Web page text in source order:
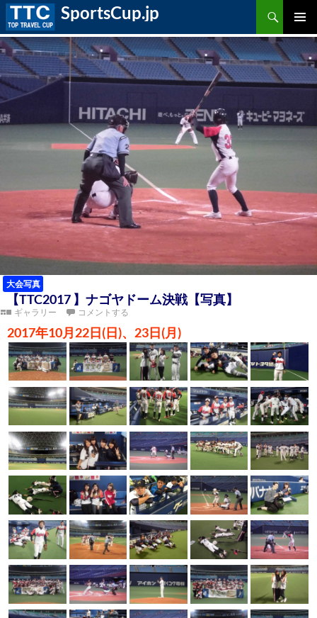
SportsCup.jp
検
メ
イ
ン
メ
ニ
ー
コ
ン
テ
ン
ツ
へ
ス
キ
ッ
プ
大会写真
【TTC2017 】ナゴヤドーム決戦【写真】
ギャラリー コメントする
2017年10月22日(日)、23日(月)